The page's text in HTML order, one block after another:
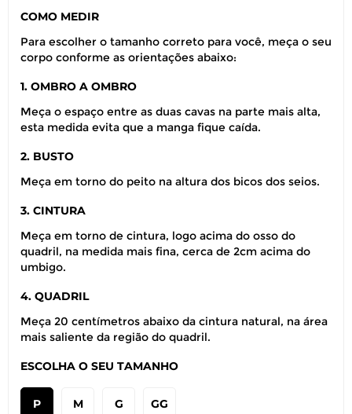
COMO MEDIR
Para escolher o tamanho correto para você, meça o seu
corpo conforme as orientações abaixo:
1. OMBRO A OMBRO
Meça o espaço entre as duas cavas na parte mais alta,
esta medida evita que a manga fique caída.
2. BUSTO
Meça em torno do peito na altura dos bicos dos seios.
3. CINTURA
Meça em torno de cintura, logo acima do osso do
quadril, na medida mais fina, cerca de 2cm acima do
umbigo.
4. QUADRIL
Meça 20 centímetros abaixo da cintura natural, na área
mais saliente da região do quadril.
ESCOLHA O SEU TAMANHO
P M G GG